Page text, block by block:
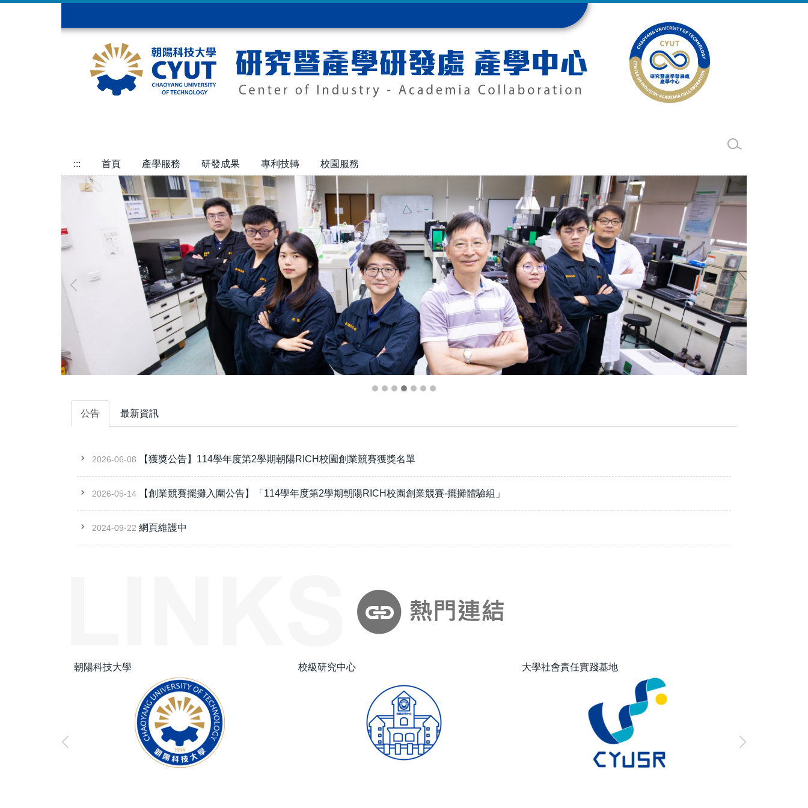
::: 首頁 產學服務 研發成果 專利技轉 校園服務
公告 最新資訊
2026-06-08 【獲獎公告】114學年度第2學期朝陽RICH校園創業競賽獲獎名單
2026-05-14 【創業競賽擺攤入圍公告】「114學年度第2學期朝陽RICH校園創業競賽-擺攤體驗組」
2024-09-22 網頁維護中
朝陽科技大學 校級研究中心 大學社會責任實踐基地